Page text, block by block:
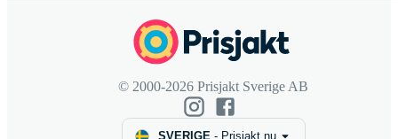
© 2000-2026 Prisjakt Sverige AB
SVERIGE - Prisjakt.nu